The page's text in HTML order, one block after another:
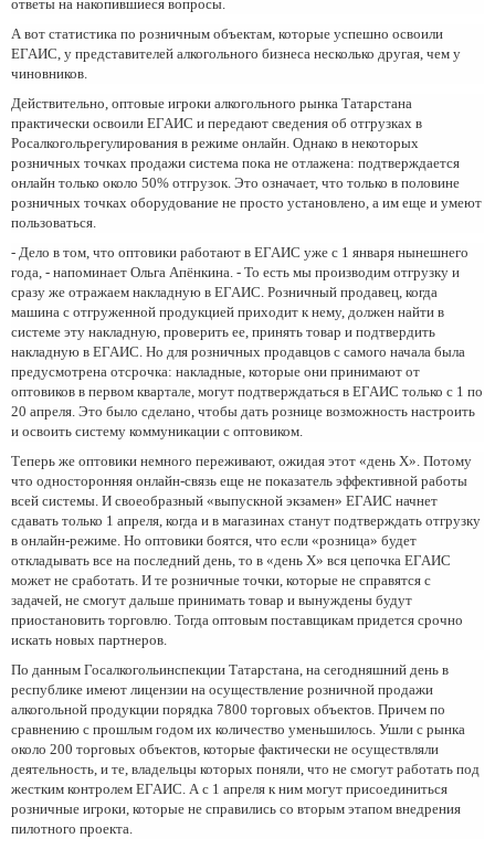
ответы на накопившиеся вопросы.
А вот статистика по розничным объектам, которые успешно освоили
ЕГАИС, у представителей алкогольного бизнеса несколько другая, чем у
чиновников.
Действительно, оптовые игроки алкогольного рынка Татарстана
практически освоили ЕГАИС и передают сведения об отгрузках в
Росалкогольрегулирования в режиме онлайн. Однако в некоторых
розничных точках продажи система пока не отлажена: подтверждается
онлайн только около 50% отгрузок. Это означает, что только в половине
розничных точках оборудование не просто установлено, а им еще и умеют
пользоваться.
- Дело в том, что оптовики работают в ЕГАИС уже с 1 января нынешнего
года, - напоминает Ольга Апёнкина. - То есть мы производим отгрузку и
сразу же отражаем накладную в ЕГАИС. Розничный продавец, когда
машина с отгруженной продукцией приходит к нему, должен найти в
системе эту накладную, проверить ее, принять товар и подтвердить
накладную в ЕГАИС. Но для розничных продавцов с самого начала была
предусмотрена отсрочка: накладные, которые они принимают от
оптовиков в первом квартале, могут подтверждаться в ЕГАИС только с 1 по
20 апреля. Это было сделано, чтобы дать рознице возможность настроить
и освоить систему коммуникации с оптовиком.
Теперь же оптовики немного переживают, ожидая этот «день Х». Потому
что односторонняя онлайн-связь еще не показатель эффективной работы
всей системы. И своеобразный «выпускной экзамен» ЕГАИС начнет
сдавать только 1 апреля, когда и в магазинах станут подтверждать отгрузку
в онлайн-режиме. Но оптовики боятся, что если «розница» будет
откладывать все на последний день, то в «день Х» вся цепочка ЕГАИС
может не сработать. И те розничные точки, которые не справятся с
задачей, не смогут дальше принимать товар и вынуждены будут
приостановить торговлю. Тогда оптовым поставщикам придется срочно
искать новых партнеров.
По данным Госалкогольинспекции Татарстана, на сегодняшний день в
республике имеют лицензии на осуществление розничной продажи
алкогольной продукции порядка 7800 торговых объектов. Причем по
сравнению с прошлым годом их количество уменьшилось. Ушли с рынка
около 200 торговых объектов, которые фактически не осуществляли
деятельность, и те, владельцы которых поняли, что не смогут работать под
жестким контролем ЕГАИС. А с 1 апреля к ним могут присоединиться
розничные игроки, которые не справились со вторым этапом внедрения
пилотного проекта.